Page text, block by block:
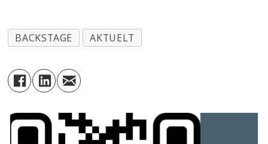
BACKSTAGE AKTUELT